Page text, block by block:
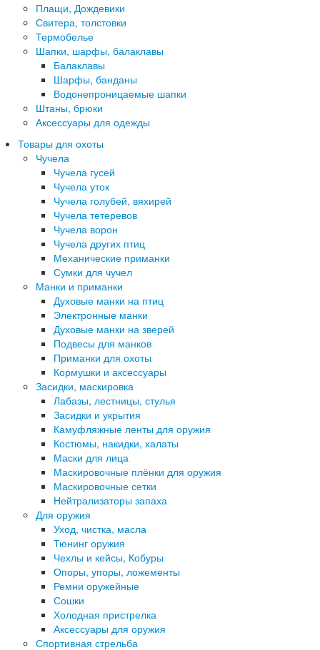
Плащи, Дождевики
Свитера, толстовки
Термобелье
Шапки, шарфы, балаклавы
Балаклавы
Шарфы, банданы
Водонепроницаемые шапки
Штаны, брюки
Аксессуары для одежды
Товары для охоты
Чучела
Чучела гусей
Чучела уток
Чучела голубей, вяхирей
Чучела тетеревов
Чучела ворон
Чучела других птиц
Механические приманки
Сумки для чучел
Манки и приманки
Духовые манки на птиц
Электронные манки
Духовые манки на зверей
Подвесы для манков
Приманки для охоты
Кормушки и аксессуары
Засидки, маскировка
Лабазы, лестницы, стулья
Засидки и укрытия
Камуфляжные ленты для оружия
Костюмы, накидки, халаты
Маски для лица
Маскировочные плёнки для оружия
Маскировочные сетки
Нейтрализаторы запаха
Для оружия
Уход, чистка, масла
Тюнинг оружия
Чехлы и кейсы, Кобуры
Опоры, упоры, ложементы
Ремни оружейные
Сошки
Холодная пристрелка
Аксессуары для оружия
Спортивная стрельба